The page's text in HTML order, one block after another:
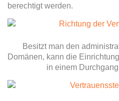
berechtigt werden.
Besitzt man den
Domänen, kann die
in einem